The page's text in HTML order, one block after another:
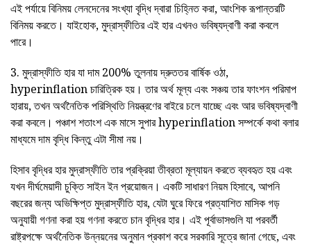
এই পর্যায়ে বিনিময় লেনদেনের সংখ্যা বৃদ্ধি দ্বারা চিহ্নিত করা, আংশিক রূপান্তরটি
বিনিময় করতে। যাইহোক, মুদ্রাস্ফীতির এই হার এখনও ভবিষ্যদ্বাণী করা কবলে
পারে।
3. মুদ্রাস্ফীতি হার যা দাম 200% তুলনায় দ্রুততর বার্ষিক ওঠা,
hyperinflation চারিত্রিক হয়। তার অর্থ মূল্য এবং সঞ্চয় তার ফাংশন পরিমাপ
হারায়, তখন অর্থনৈতিক পরিস্থিতি নিয়ন্ত্রণের বাইরে চলে যাচ্ছে এবং আর ভবিষ্যদ্বাণী
করা কবলে। পঞ্চাশ শতাংশ এক মাসে সুপার hyperinflation সম্পর্কে কথা বলার
মাধ্যমে দাম বৃদ্ধি কিন্তু এটা সীমা নয়।
হিসাব বৃদ্ধির হার মুদ্রাস্ফীতি তার প্রক্রিয়া তীব্রতা মূল্যায়ন করতে ব্যবহৃত হয় এবং
যখন দীর্ঘমেয়াদী চুক্তি সাইন ইন প্রয়োজন। একটি সাধারণ নিয়ম হিসাবে, আপনি
বছরের জন্য অভিক্ষিপ্ত মুদ্রাস্ফীতি হার, যেটা ঘুরে ফিরে প্রত্যাশিত মাসিক গড়
অনুযায়ী গণনা করা হয় গণনা করতে চান বৃদ্ধির হার। এই পূর্বাভাসগুলি যা পরবর্তী
রাষ্ট্রপক্ষে অর্থনৈতিক উন্নয়নের অনুমান প্রকাশ করে সরকারি সূত্রে জানা গেছে, এবং